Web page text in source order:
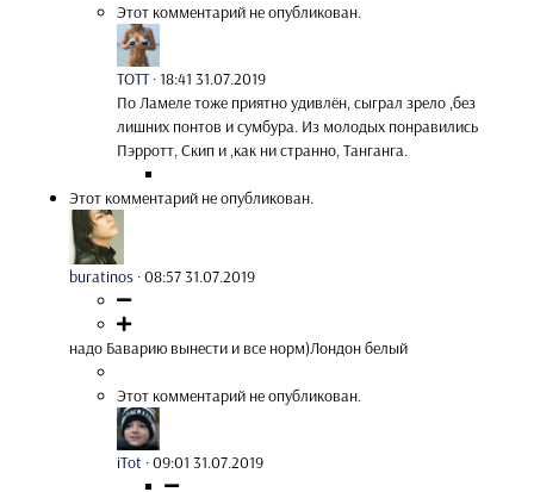
Этот комментарий не опубликован.
TOTT ·18:41 31.07.2019
По Ламеле тоже приятно удивлён, сыграл зрело ,без
лишних понтов и сумбура. Из молодых понравились
Пэрротт, Скип и ,как ни странно, Танганга.
Этот комментарий не опубликован.
buratinos ·08:57 31.07.2019
надо Баварию вынести и все норм)Лондон белый
Этот комментарий не опубликован.
iTot ·09:01 31.07.2019